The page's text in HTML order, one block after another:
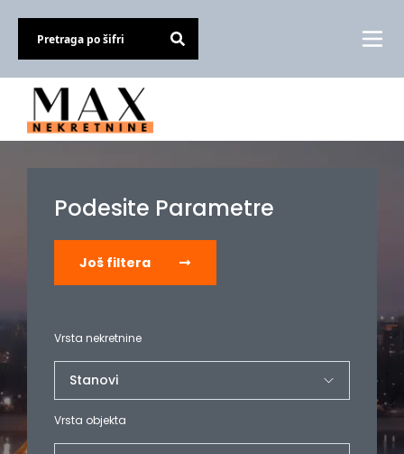
Podesite Parametre
Još filtera
Vrsta nekretnine
Vrsta objekta